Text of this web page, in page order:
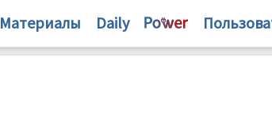
Материалы Daily